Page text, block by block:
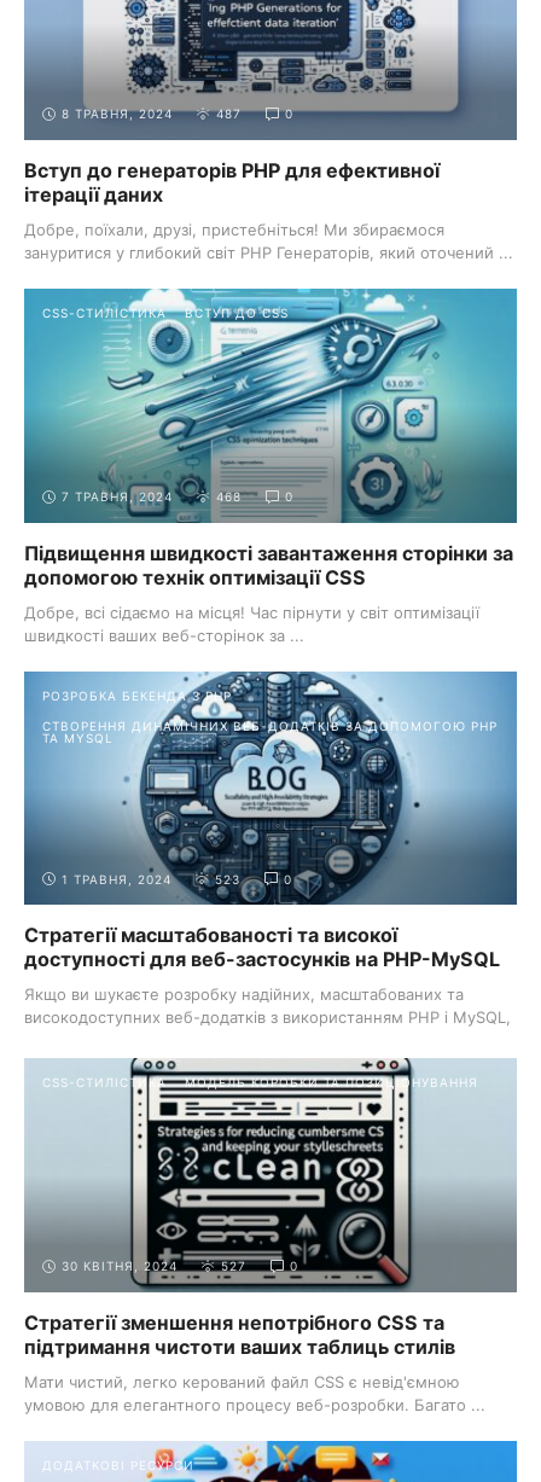
8 ТРАВНЯ, 2024 487 0
Вступ до генераторів PHP для ефективної
ітерації даних
Добре, поїхали, друзі, пристебніться! Ми збираємося
зануритися у глибокий світ PHP Генераторів, який оточений ...
CSS-СТИЛІСТИКА ВСТУП ДО CSS
7 ТРАВНЯ, 2024 468 0
Підвищення швидкості завантаження сторінки за
допомогою технік оптимізації CSS
Добре, всі сідаємо на місця! Час пірнути у світ оптимізації
швидкості ваших веб-сторінок за ...
РОЗРОБКА БЕКЕНДА З PHP
СТВОРЕННЯ ДИНАМІЧНИХ ВЕБ-ДОДАТКІВ ЗА ДОПОМОГОЮ PHP
ТА MYSQL
1 ТРАВНЯ, 2024 523 0
Стратегії масштабованості та високої
доступності для веб-застосунків на PHP-MySQL
Якщо ви шукаєте розробку надійних, масштабованих та
високодоступних веб-додатків з використанням PHP і MySQL,
CSS-СТИЛІСТИКА МОДЕЛЬ КОРОБКИ ТА ПОЗИЦІОНУВАННЯ
30 КВІТНЯ, 2024 527 0
Стратегії зменшення непотрібного CSS та
підтримання чистоти ваших таблиць стилів
Мати чистий, легко керований файл CSS є невід'ємною
умовою для елегантного процесу веб-розробки. Багато ...
ДОДАТКОВІ РЕСУРСИ